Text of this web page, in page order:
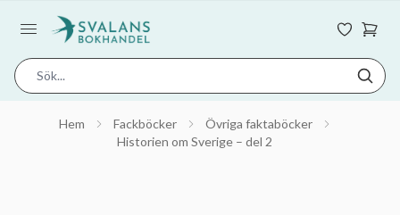
Hem Fackböcker
Övriga faktaböcker
Historien om Sverige – del 2